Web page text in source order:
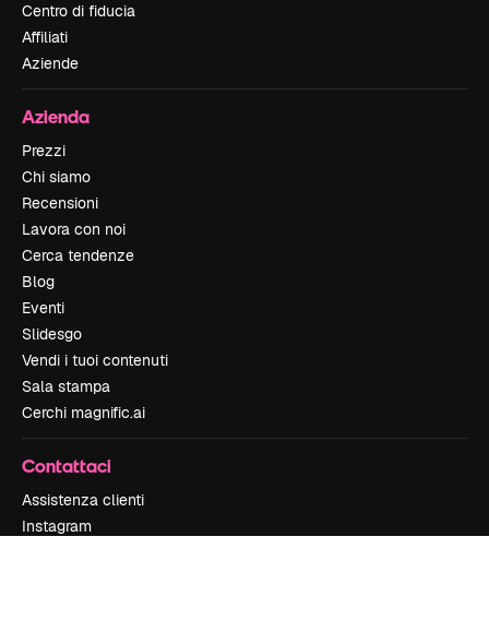
Centro di fiducia
Affiliati
Aziende
Azienda
Prezzi
Chi siamo
Recensioni
Lavora con noi
Cerca tendenze
Blog
Eventi
Slidesgo
Vendi i tuoi contenuti
Sala stampa
Cerchi magnific.ai
Contattaci
Assistenza clienti
Instagram